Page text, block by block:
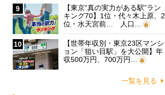
9
【東京“真の実力がある駅”ラン
キング70】1位・代々木上原、2
位・水天宮前… 人口…
10
【世帯年収別・東京23区マンシ
ョン「狙い目駅」を大公開】年
収500万円、700万円…
一覧を見る